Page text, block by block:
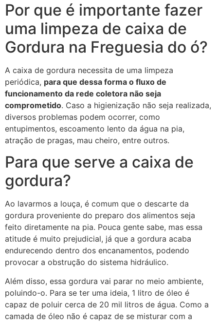
Por que é importante fazer
uma limpeza de caixa de
Gordura na Freguesia do ó?
A caixa de gordura necessita de uma limpeza
periódica, para que dessa forma o fluxo de
funcionamento da rede coletora não seja
comprometido. Caso a higienização não seja realizada,
diversos problemas podem ocorrer, como
entupimentos, escoamento lento da água na pia,
atração de pragas, mau cheiro, entre outros.
Para que serve a caixa de
gordura?
Ao lavarmos a louça, é comum que o descarte da
gordura proveniente do preparo dos alimentos seja
feito diretamente na pia. Pouca gente sabe, mas essa
atitude é muito prejudicial, já que a gordura acaba
endurecendo dentro dos encanamentos, podendo
provocar a obstrução do sistema hidráulico.
Além disso, essa gordura vai parar no meio ambiente,
poluindo-o. Para se ter uma ideia, 1 litro de óleo é
capaz de poluir cerca de 20 mil litros de água. Como a
camada de óleo não é capaz de se misturar com a